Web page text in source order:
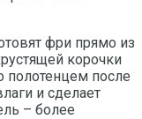
фри прямо из
корочки
полотенцем после
и сделает
– более